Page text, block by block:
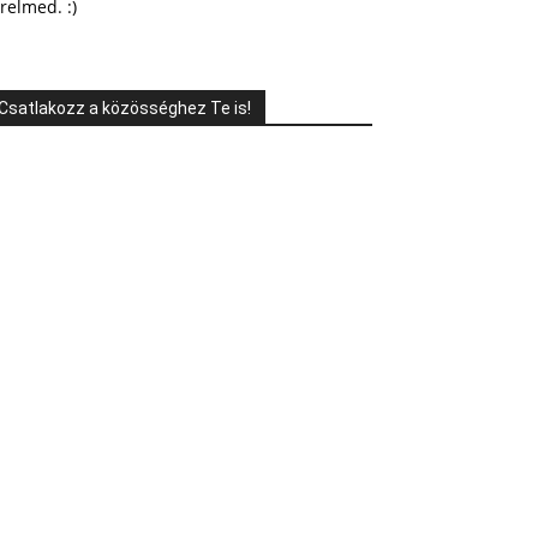
:)
a közösséghez Te is!